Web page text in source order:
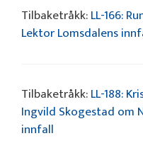
Tilbaketråkk:LL-166:
Lektor Lomsdalens
Tilbaketråkk:LL-188:
Ingvild Skogestad om
innfall